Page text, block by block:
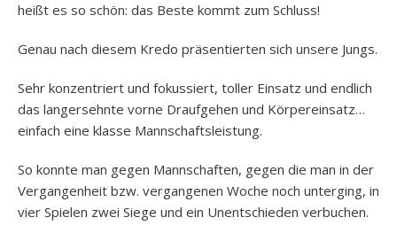
heißt es so schön: das Beste kommt zum Schluss!
Genau nach diesem Kredo präsentierten sich unsere Jungs.
Sehr konzentriert und fokussiert, toller Einsatz und endlich
das langersehnte vorne Draufgehen und Körpereinsatz…
einfach eine klasse Mannschaftsleistung.
So konnte man gegen Mannschaften, gegen die man in der
Vergangenheit bzw. vergangenen Woche noch unterging, in
vier Spielen zwei Siege und ein Unentschieden verbuchen.